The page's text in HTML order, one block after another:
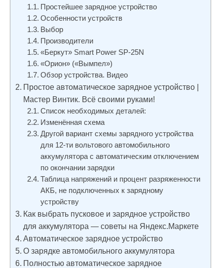
Простейшее зарядное устройство
Особенности устройств
Выбор
Производители
«Беркут» Smart Power SP-25N
«Орион» («Вымпел»)
Обзор устройства. Видео
Простое автоматическое зарядное устройство |
Мастер Винтик. Всё своими руками!
Список необходимых деталей:
Изменённая схема
Другой вариант схемы зарядного устройства
для 12-ти вольтового автомобильного
аккумулятора с автоматическим отключением
по окончании зарядки
Таблица напряжений и процент разряженности
АКБ, не подключенных к зарядному
устройству
Как выбрать пусковое и зарядное устройство
для аккумулятора — советы на Яндекс.Маркете
Автоматическое зарядное устройство
О зарядке автомобильного аккумулятора
Полностью автоматическое зарядное